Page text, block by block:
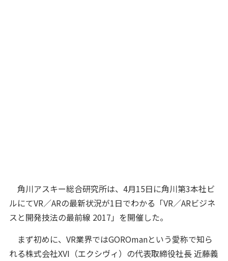
角川アスキー総合研究所は、4月15日に角川第3本社ビ
ルにてVR／ARの最新状況が1日でわかる「VR／ARビジネ
スと開発技法の最前線 2017」を開催した。
まず初めに、VR業界ではGOROmanという愛称で知ら
れる株式会社XVI（エクシヴィ）の代表取締役社長 近藤義